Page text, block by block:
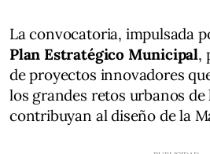
La convocatoria, impulsada
Plan Estratégico Municipal,
de proyectos innovadores
los grandes retos urbanos de
contribuyan al diseño de la